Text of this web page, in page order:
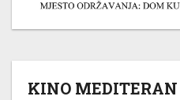
KINO MEDITERAN